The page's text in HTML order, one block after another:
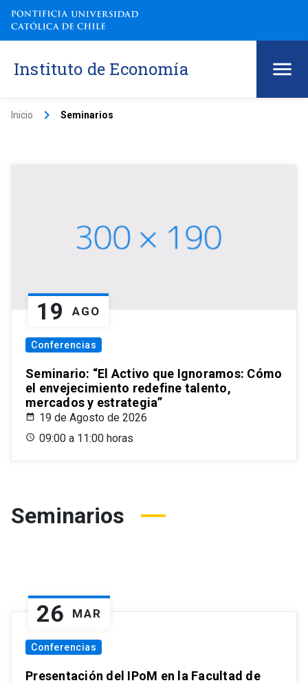
Instituto de Economía
Inicio keyboard_arrow_right Seminarios
19 AGO
Conferencias
Seminario: “El Activo que Ignoramos: Cómo
el envejecimiento redefine talento,
mercados y estrategia”
19 de Agosto de 2026
09:00 a 11:00 horas
Seminarios
26 MAR
Conferencias
Presentación del IPoM en la Facultad de